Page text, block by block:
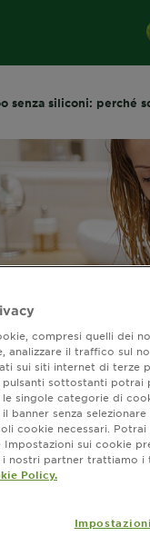
senza siliconi: perché
luglio 10, 2023
uno shampoo
compresi quelli dei
analizzare il traffico sul
sui siti internet di terze
pulsanti sottostanti potrai
le singole categorie di
banner senza
cookie necessari.
Impostazioni sui cookie
i nostri partner trattiamo i
Policy.